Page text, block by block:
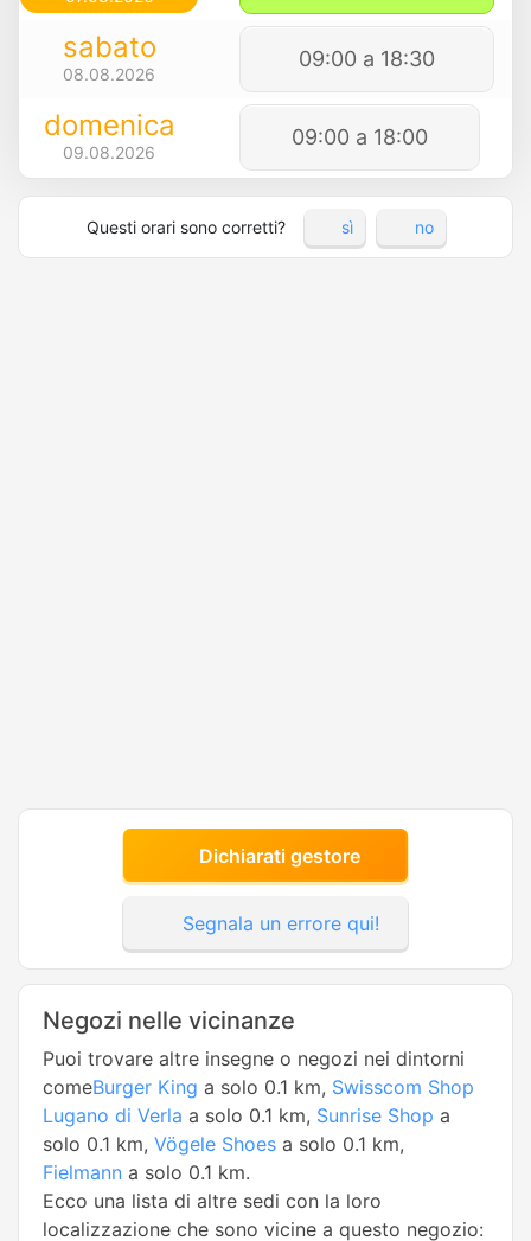
sabato
08.08.2026
09:00 a 18:30
domenica
09.08.2026
09:00 a 18:00
Questi orari sono corretti? sì no
Dichiarati gestore
Segnala un errore qui!
Negozi nelle vicinanze
Puoi trovare altre insegne o negozi nei dintorni
comeBurger King a solo 0.1 km, Swisscom Shop
Lugano di Verla a solo 0.1 km, Sunrise Shop a
solo 0.1 km, Vögele Shoes a solo 0.1 km,
Fielmann a solo 0.1 km.
Ecco una lista di altre sedi con la loro
localizzazione che sono vicine a questo negozio: